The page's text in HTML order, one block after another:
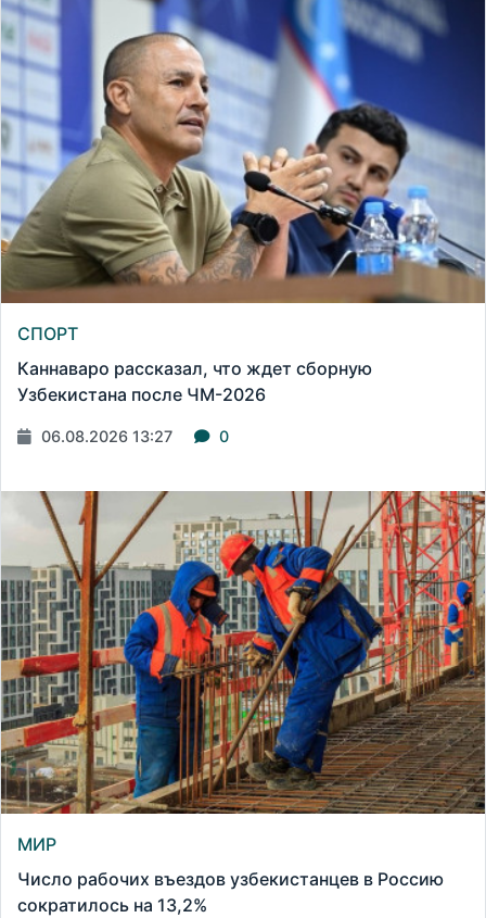
СПОРТ
Каннаваро рассказал, что ждет сборную
Узбекистана после ЧМ-2026
06.08.2026 13:27 0
МИР
Число рабочих въездов узбекистанцев в Россию
сократилось на 13,2%